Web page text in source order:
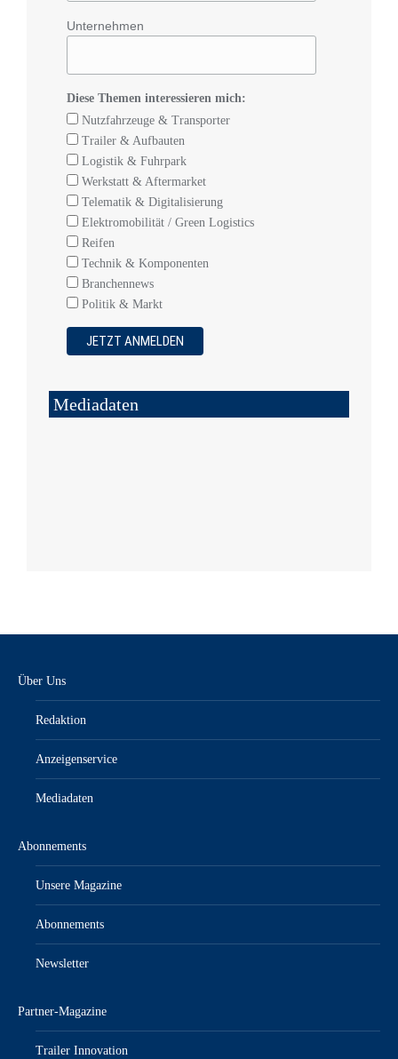
Unternehmen
Diese Themen interessieren mich:
Nutzfahrzeuge & Transporter
Trailer & Aufbauten
Logistik & Fuhrpark
Werkstatt & Aftermarket
Telematik & Digitalisierung
Elektromobilität / Green Logistics
Reifen
Technik & Komponenten
Branchennews
Politik & Markt
Mediadaten
Über Uns
Redaktion
Anzeigenservice
Mediadaten
Abonnements
Unsere Magazine
Abonnements
Newsletter
Partner-Magazine
Trailer Innovation